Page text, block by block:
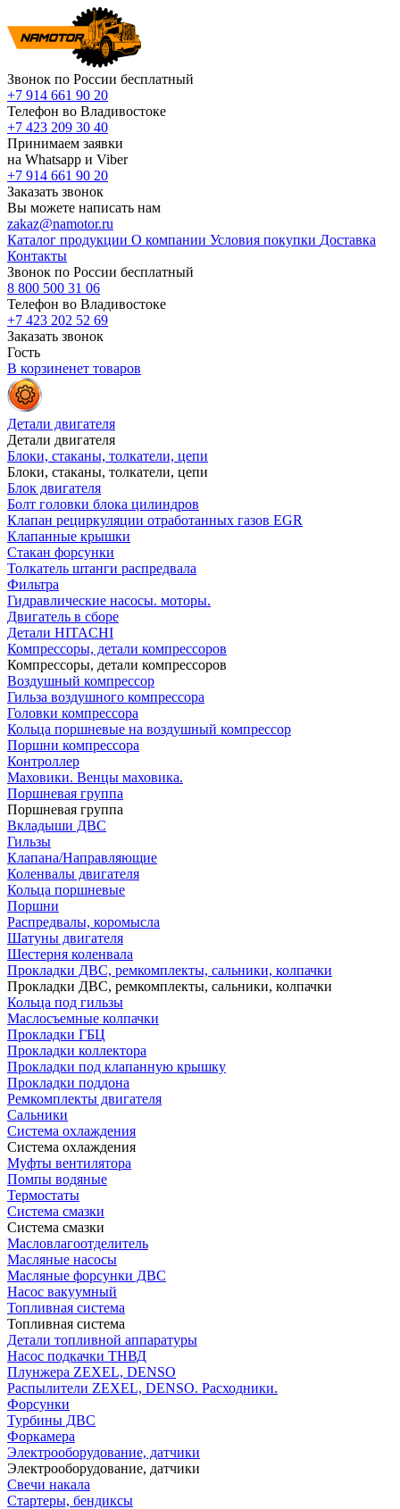
Звонок по России бесплатный
+7 914 661 90 20
Телефон во Владивостоке
+7 423 209 30 40
Принимаем заявки
на Whatsapp и Viber
+7 914 661 90 20
Заказать звонок
Вы можете написать нам
zakaz@namotor.ru
Каталог продукции О компании Условия покупки Доставка
Контакты
Звонок по России бесплатный
8 800 500 31 06
Телефон во Владивостоке
+7 423 202 52 69
Заказать звонок
Гость
В корзиненет товаров
Детали двигателя
Детали двигателя
Блоки, стаканы, толкатели, цепи
Блоки, стаканы, толкатели, цепи
Блок двигателя
Болт головки блока цилиндров
Клапан рециркуляции отработанных газов EGR
Клапанные крышки
Стакан форсунки
Толкатель штанги распредвала
Фильтра
Гидравлические насосы. моторы.
Двигатель в сборе
Детали HITACHI
Компрессоры, детали компрессоров
Компрессоры, детали компрессоров
Воздушный компрессор
Гильза воздушного компрессора
Головки компрессора
Кольца поршневые на воздушный компрессор
Поршни компрессора
Контроллер
Маховики. Венцы маховика.
Поршневая группа
Поршневая группа
Вкладыши ДВС
Гильзы
Клапана/Направляющие
Коленвалы двигателя
Кольца поршневые
Поршни
Распредвалы, коромысла
Шатуны двигателя
Шестерня коленвала
Прокладки ДВС, ремкомплекты, сальники, колпачки
Прокладки ДВС, ремкомплекты, сальники, колпачки
Кольца под гильзы
Маслосъемные колпачки
Прокладки ГБЦ
Прокладки коллектора
Прокладки под клапанную крышку
Прокладки поддона
Ремкомплекты двигателя
Сальники
Система охлаждения
Система охлаждения
Муфты вентилятора
Помпы водяные
Термостаты
Система смазки
Система смазки
Масловлагоотделитель
Масляные насосы
Масляные форсунки ДВС
Насос вакуумный
Топливная система
Топливная система
Детали топливной аппаратуры
Насос подкачки ТНВД
Плунжера ZEXEL, DENSO
Распылители ZEXEL, DENSO. Расходники.
Форсунки
Турбины ДВС
Форкамера
Электрооборудование, датчики
Электрооборудование, датчики
Свечи накала
Стартеры, бендиксы